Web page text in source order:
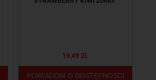
19,49 ZŁ
POWIADOM O DOSTĘPNOŚCI